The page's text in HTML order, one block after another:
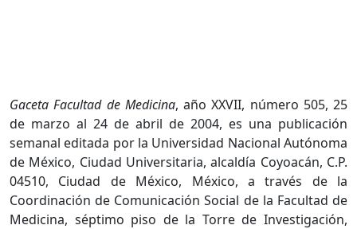
Gaceta Facultad de Medicina, año XXVII, número 505, 25
de marzo al 24 de abril de 2004, es una publicación
semanal editada por la Universidad Nacional Autónoma
de México, Ciudad Universitaria, alcaldía Coyoacán, C.P.
04510, Ciudad de México, México, a través de la
Coordinación de Comunicación Social de la Facultad de
Medicina, séptimo piso de la Torre de Investigación,